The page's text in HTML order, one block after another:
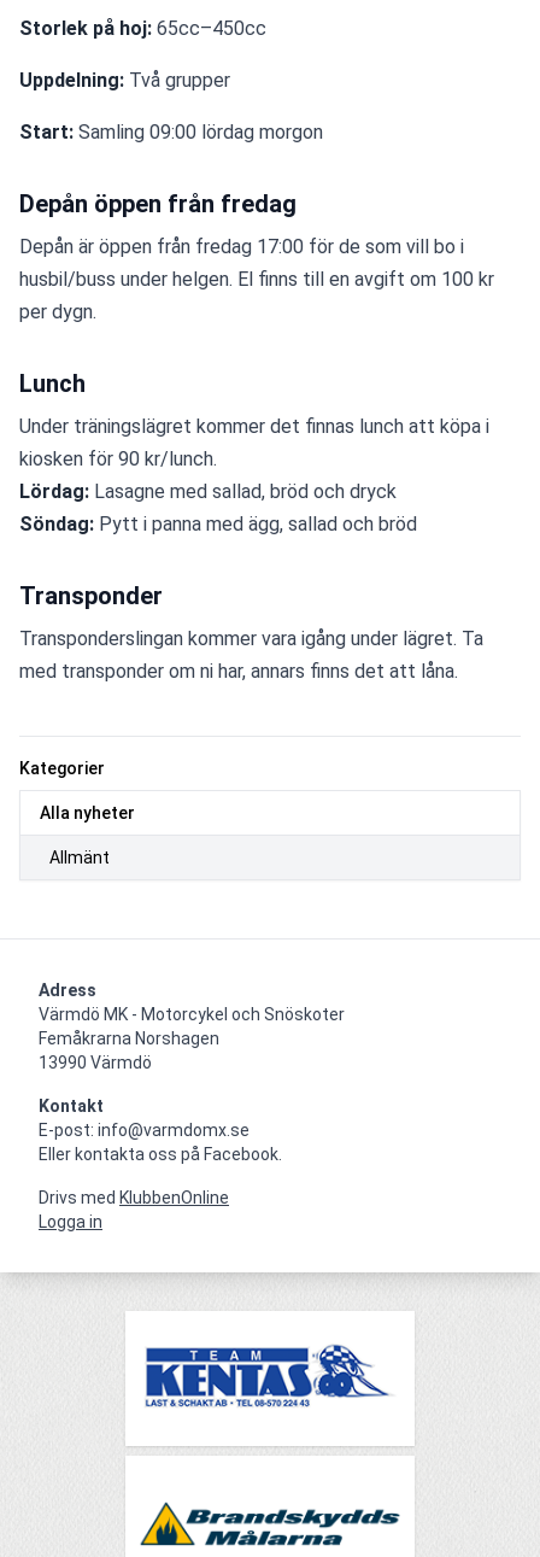
Kategorier
Alla nyheter
Allmänt
Storlek på hoj: 65cc–450cc
Uppdelning: Två grupper
Start: Samling 09:00 lördag morgon
Depån öppen från fredag
Depån är öppen från fredag 17:00 för de som vill bo i
husbil/buss under helgen. El finns till en avgift om 100 kr
per dygn.
Lunch
Under träningslägret kommer det finnas lunch att köpa i
kiosken för 90 kr/lunch.
Lördag: Lasagne med sallad, bröd och dryck
Söndag: Pytt i panna med ägg, sallad och bröd
Transponder
Transponderslingan kommer vara igång under lägret. Ta
med transponder om ni har, annars finns det att låna.
Adress
Värmdö MK - Motorcykel och Snöskoter
Femåkrarna Norshagen
13990 Värmdö
Kontakt
E-post: info@varmdomx.se
Eller kontakta oss på Facebook.
Drivs med KlubbenOnline
Logga in